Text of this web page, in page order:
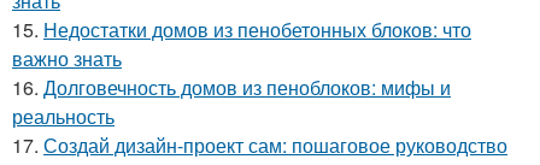
15. Недостатки домов из пенобетонных блоков: что
важно знать
16. Долговечность домов из пеноблоков: мифы и
реальность
17. Создай дизайн-проект сам: пошаговое руководство